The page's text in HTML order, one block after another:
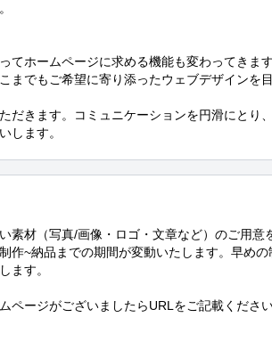
てホームページに求める機能も変わってきま
までもご希望に寄り添ったウェブデザインを目
だきます。コミュニケーションを円滑にとり
します。
素材（写真/画像・ロゴ・文章など）のご用意
作~納品までの期間が変動いたします。早め
ます。
ページがございましたらURLをご記載くださ